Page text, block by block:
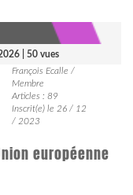
| 50 vues
François Ecalle /
Membre
Articles : 89
Inscrit(e) le 26 / 12
/ 2023
européenne